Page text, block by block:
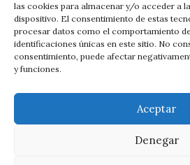
las cookies para almacenar y/o acceder a
dispositivo. El consentimiento de estas
procesar datos como el comportamiento
identificaciones únicas en este sitio. No
consentimiento, puede afectar
y funciones.
Aceptar
Denegar
navegador para la próxima vez que